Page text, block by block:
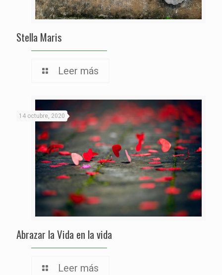
Stella Maris
Leer más
14 octubre, 2020
Abrazar la Vida en la vida
Leer más